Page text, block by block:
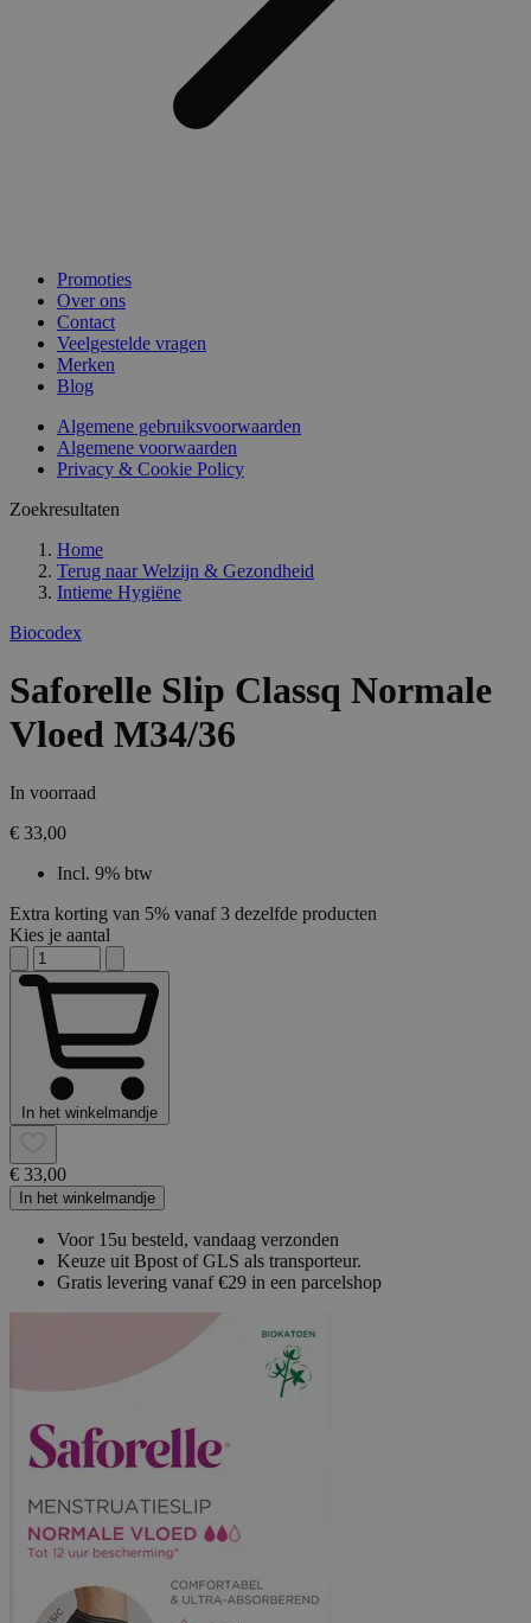
Promoties
Over ons
Contact
Veelgestelde vragen
Merken
Blog
Algemene gebruiksvoorwaarden
Algemene voorwaarden
Privacy & Cookie Policy
Zoekresultaten
Home
Terug naar Welzijn & Gezondheid
Intieme Hygiëne
Biocodex
Saforelle Slip Classq Normale
Vloed M34/36
In voorraad
€ 33,00
Incl. 9% btw
Extra korting van 5% vanaf 3 dezelfde producten
Kies je aantal
In het winkelmandje
€ 33,00
In het winkelmandje
Voor 15u besteld, vandaag verzonden
Keuze uit Bpost of GLS als transporteur.
Gratis levering vanaf €29 in een parcelshop